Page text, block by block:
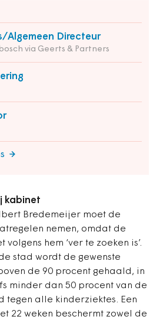
Algemeen Directeur
via Geerts & Partners
kabinet
Bredemeijer moet de
nemen, omdat de
hem ‘ver te zoeken is’.
stad wordt de gewenste
de 90 procent gehaald, in
minder dan 50 procent van de
tegen alle kinderziektes. Een
22 weken beschermt zowel de